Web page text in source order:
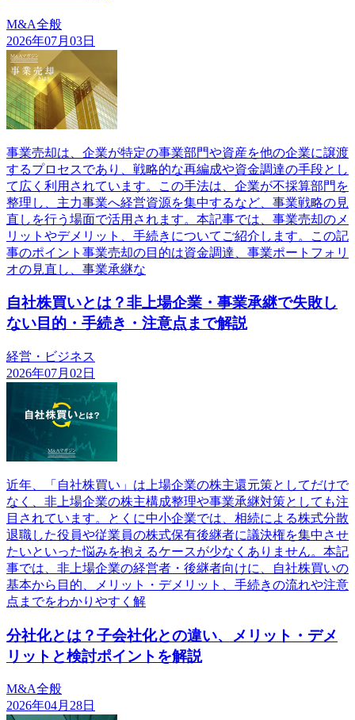
M&A全般
2026年07月03日
事業売却は、企業が特定の事業部門や資産を他の企業に譲渡
するプロセスであり、戦略的な再編成や資金調達の手段とし
て広く利用されています。この手法は、企業が不採算部門を
整理し、主力事業へ経営資源を集中するなど、事業戦略の見
直しを行う場面で活用されます。本記事では、事業売却のメ
リットやデメリット、手続きについてご紹介します。この記
事のポイント事業売却の目的は資金調達、事業ポートフォリ
オの見直し、事業承継な
自社株買いとは？非上場企業・事業承継で失敗し
ない目的・手続き・注意点まで解説
経営・ビジネス
2026年07月02日
近年、「自社株買い」は上場企業の株主還元策としてだけで
なく、非上場企業の株主構成整理や事業承継対策としても注
目されています。とくに中小企業では、相続による株式分散
退職した役員や従業員の株式保有後継者に議決権を集中させ
たいといった悩みを抱えるケースが少なくありません。本記
事では、非上場企業の経営者・後継者向けに、自社株買いの
基本から目的、メリット・デメリット、手続きの流れや注意
点までをわかりやすく解
分社化とは？子会社化との違い、メリット・デメ
リットと検討ポイントを解説
M&A全般
2026年04月28日